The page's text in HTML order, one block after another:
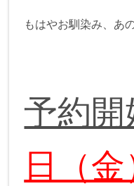
もはやお馴染み、あ
予約開
日（金